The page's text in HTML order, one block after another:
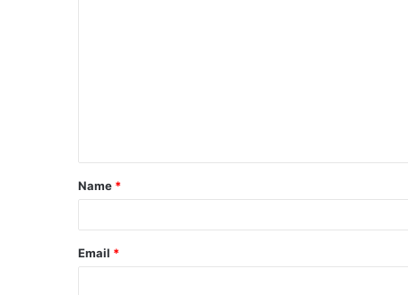
Name *
Email *